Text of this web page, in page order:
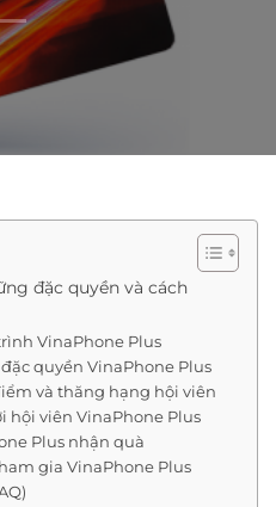
đặc quyền và cách
VinaPhone Plus
quyền VinaPhone Plus
và thăng hạng hội viên
hội viên VinaPhone Plus
Plus nhận quà
gia VinaPhone Plus